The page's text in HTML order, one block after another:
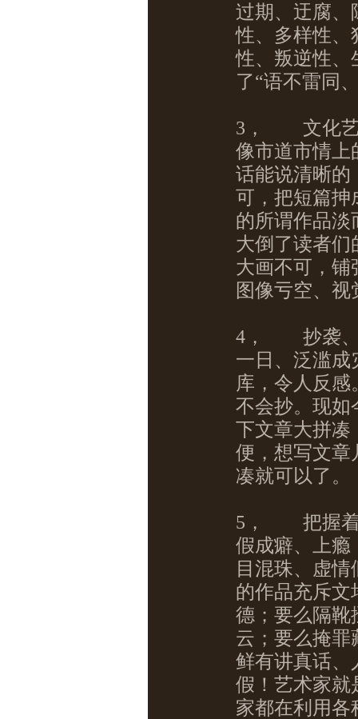
过期、迂腐、
性、多样性、
性、叛逆性、
了“语不雷同
3，
文化
像市道市情上
话能说清晰的
可，把短篇抻
的所谓作品淡
大倒了读者们
大画不可，铺
图像亏空、
4，
抄袭
一日、泛滥成
库，令人反
不会抄。现如
下文章大拼凑
便，想写文章
凑就可以了。
5，
把握
假成癖、上瘾
目混珠、虚
的作品充斥文
德；要么隔靴
云；要么掩罪
鲜有讲真话、
假！艺术家就
家都在利用各